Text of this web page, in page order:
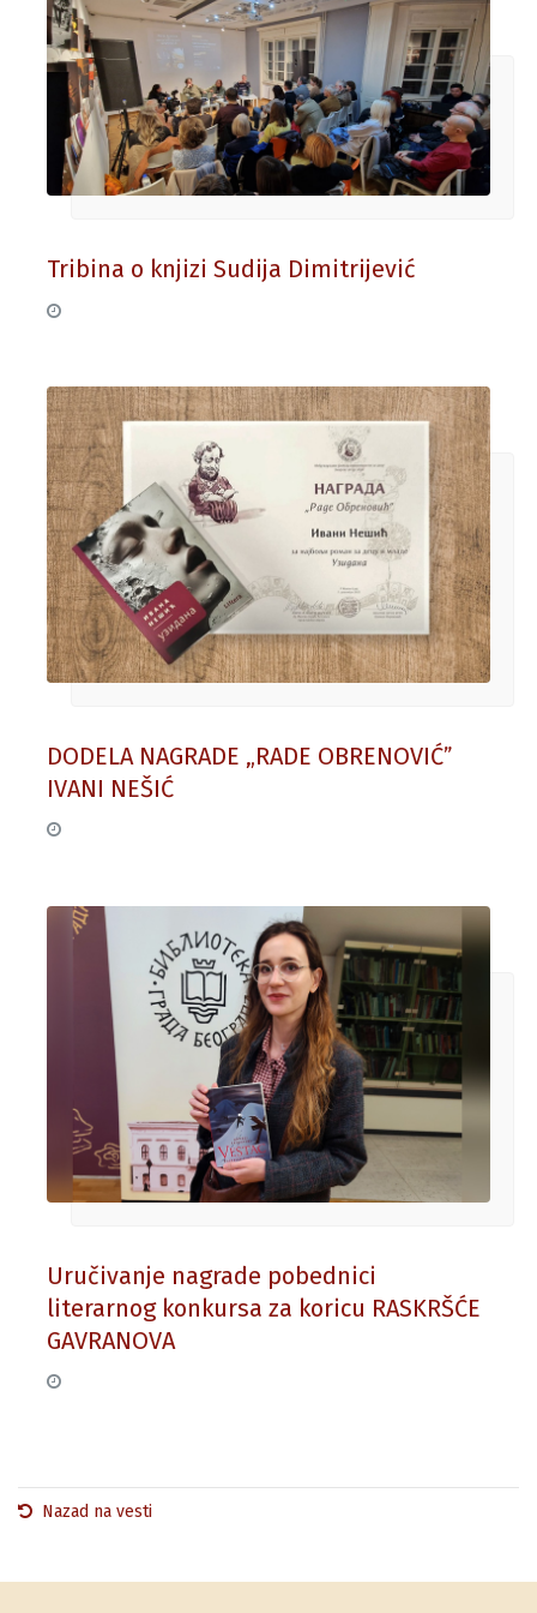
Tribina o knjizi Sudija Dimitrijević
DODELA NAGRADE „RADE OBRENOVIĆˮ
IVANI NEŠIĆ
Uručivanje nagrade pobednici
literarnog konkursa za koricu RASKRŠĆE
GAVRANOVA
Nazad na vesti